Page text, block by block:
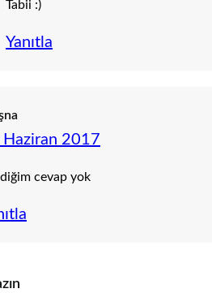
Tabii :)
Yanıtla
Haziran 2017
cevap yok